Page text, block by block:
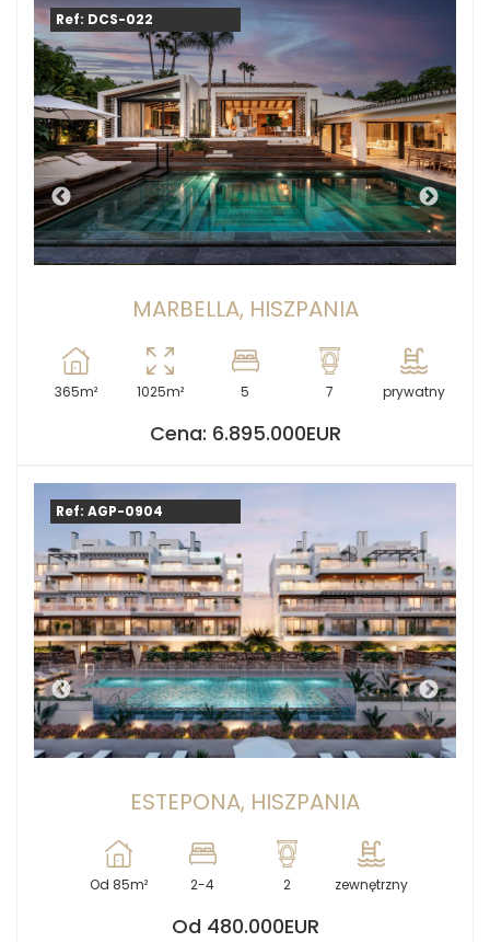
Ref: DCS-022
MARBELLA, HISZPANIA
365m² 1025m² 5 7 prywatny
Cena: 6.895.000EUR
Ref: AGP-0904
ESTEPONA, HISZPANIA
Od 85m² 2-4 2 zewnętrzny
Od 480.000EUR